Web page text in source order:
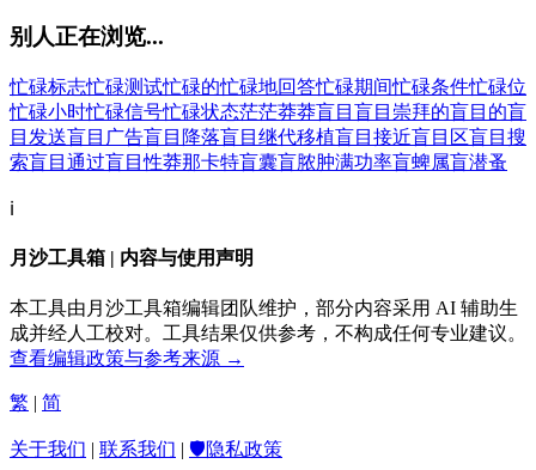
别人正在浏览...
忙碌标志忙碌测试忙碌的忙碌地回答忙碌期间忙碌条件忙碌位
忙碌小时忙碌信号忙碌状态茫茫莽莽盲目 盲目崇拜的盲目的盲
目发送盲目广告盲目降落盲目继代移植盲目接近盲目区盲目搜
索盲目通过盲目性莽那卡特盲囊盲脓肿满功率盲蜱属盲潜蚤
ℹ️
月沙工具箱 | 内容与使用声明
本工具由月沙工具箱编辑团队维护，部分内容采用 AI 辅助生
成并经人工校对。工具结果仅供参考，不构成任何专业建议。
查看编辑政策与参考来源 →
繁 | 简
关于我们 | 联系我们 | 🛡️隐私政策